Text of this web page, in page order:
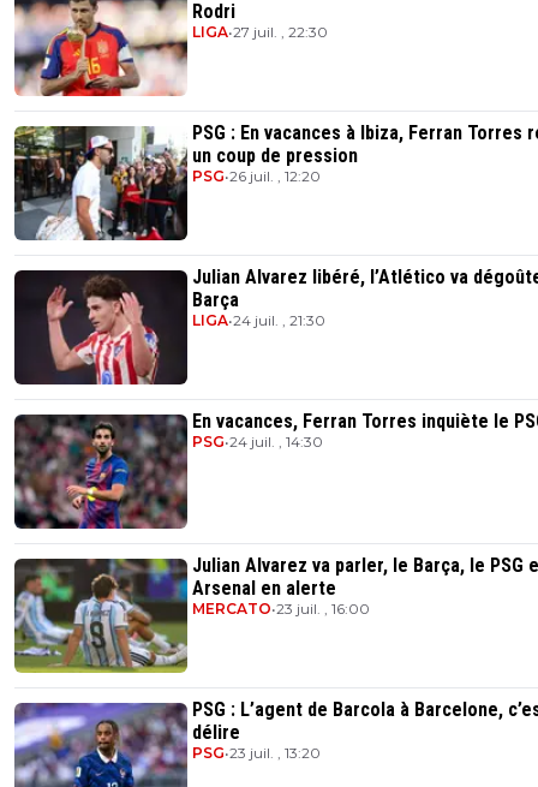
Rodri
LIGA•27 juil. , 22:30
PSG : En vacances à Ibiza, Ferran Torres
un coup de pression
PSG•26 juil. , 12:20
Julian Alvarez libéré, l’Atlético va
Barça
LIGA•24 juil. , 21:30
En vacances, Ferran Torres inquiète le
PSG•24 juil. , 14:30
Julian Alvarez va parler, le Barça, le PSG
Arsenal en alerte
MERCATO•23 juil. , 16:00
PSG : L’agent de Barcola à Barcelone,
délire
PSG•23 juil. , 13:20